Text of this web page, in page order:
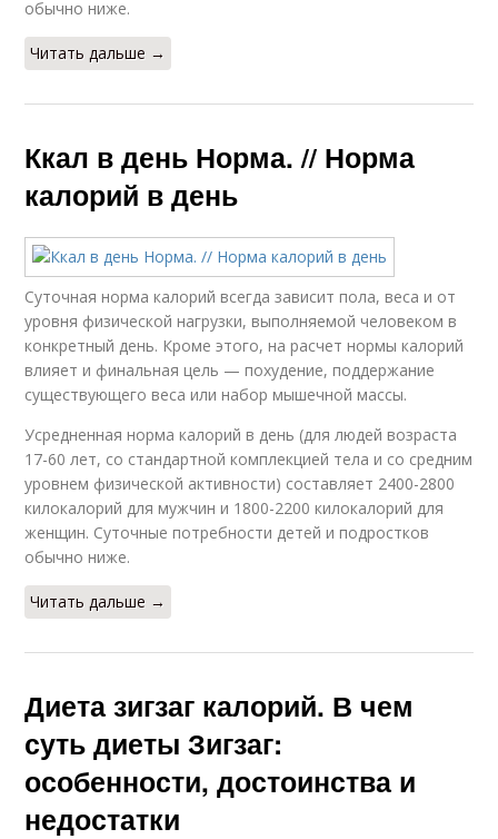
обычно ниже.
Читать дальше →
Ккал в день Норма. // Норма
калорий в день
Суточная норма калорий всегда зависит пола, веса и от
уровня физической нагрузки, выполняемой человеком в
конкретный день. Кроме этого, на расчет нормы калорий
влияет и финальная цель — похудение, поддержание
существующего веса или набор мышечной массы.
Усредненная норма калорий в день (для людей возраста
17-60 лет, со стандартной комплекцией тела и со средним
уровнем физической активности) составляет 2400-2800
килокалорий для мужчин и 1800-2200 килокалорий для
женщин. Суточные потребности детей и подростков
обычно ниже.
Читать дальше →
Диета зигзаг калорий. В чем
суть диеты Зигзаг:
особенности, достоинства и
недостатки